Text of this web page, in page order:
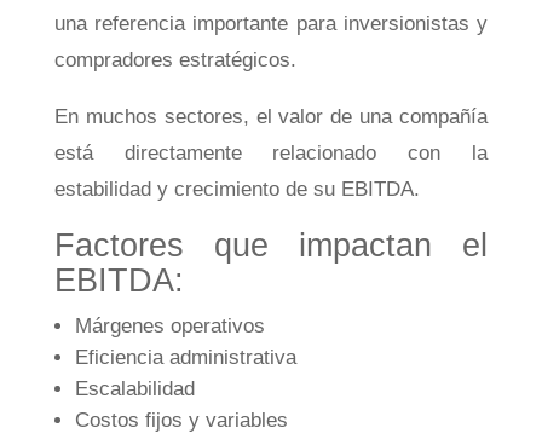
una referencia importante para inversionistas y
compradores estratégicos.
En muchos sectores, el valor de una compañía
está directamente relacionado con la
estabilidad y crecimiento de su EBITDA.
Factores que impactan el
EBITDA:
Márgenes operativos
Eficiencia administrativa
Escalabilidad
Costos fijos y variables